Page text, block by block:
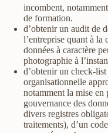
incombent,
de formation.
d’obtenir un audit de
l’entreprise quant à la
données à caractère
photographie à
d’obtenir un check-list
organisationnelle
notamment la mise en
gouvernance des
divers registres
traitements), d’un